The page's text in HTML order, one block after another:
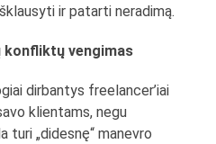
ir patarti neradimą.
vengimas
dirbantys freelancer’iai
klientams, negu
turi „didesnę“ manevro